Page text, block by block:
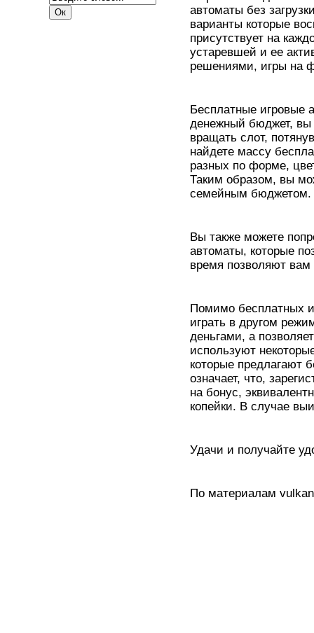
автоматы без
варианты которые
присутствует на
устаревшей и ее
решениями, игры на
Бесплатные игровые
денежный бюджет, вы
вращать слот,
найдете массу
разных по форме,
Таким образом, вы
семейным бюджетом.
Вы также можете
автоматы, которые
время позволяют вам
Помимо бесплатных
играть в другом
деньгами, а
используют
которые предлагают
означает, что,
на бонус,
копейки. В случае
Удачи и получайте
По материалам